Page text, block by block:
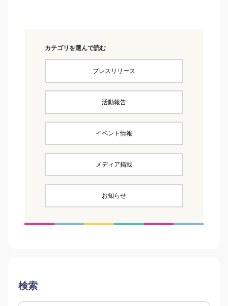
カテゴリを選んで読む
プレスリリース
活動報告
イベント情報
メディア掲載
お知らせ
検索